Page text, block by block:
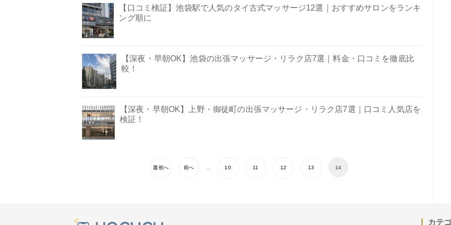
【口コミ検証】池袋駅で人気のタイ古式マッサージ12選｜おすすめサロンをランキ
ング順に
【深夜・早朝OK】池袋の出張マッサージ・リラク店7選｜料金・口コミを徹底比
較！
【深夜・早朝OK】上野・御徒町の出張マッサージ・リラク店7選｜口コミ人気店を
検証！
最初へ 前へ 10 11 12 13 14
カテ